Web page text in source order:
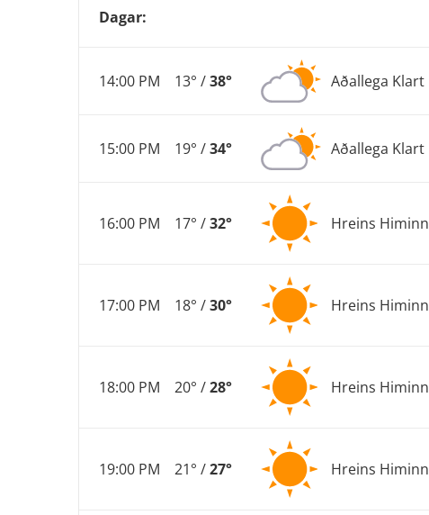
Dagar:
14:00 PM 13° /38° Aðallega Klart
15:00 PM 19° /34° Aðallega Klart
16:00 PM 17° /32° Hreins Himinn
17:00 PM 18° /30° Hreins Himinn
18:00 PM 20° /28° Hreins Himinn
19:00 PM 21° /27° Hreins Himinn